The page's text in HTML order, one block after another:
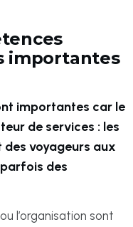
importantes
importantes car le
de services : les
voyageurs aux
des
l’organisation sont